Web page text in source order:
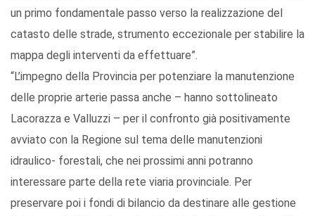
un primo fondamentale passo verso la realizzazione del
catasto delle strade, strumento eccezionale per stabilire la
mappa degli interventi da effettuare”.
“L’impegno della Provincia per potenziare la manutenzione
delle proprie arterie passa anche – hanno sottolineato
Lacorazza e Valluzzi – per il confronto già positivamente
avviato con la Regione sul tema delle manutenzioni
idraulico- forestali, che nei prossimi anni potranno
interessare parte della rete viaria provinciale. Per
preservare poi i fondi di bilancio da destinare alle gestione